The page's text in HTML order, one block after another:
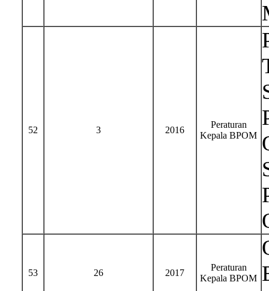
52 3 2016
Peraturan
Kepala BPOM
53 26 2017
Peraturan
Kepala BPOM